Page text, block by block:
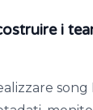
i
song